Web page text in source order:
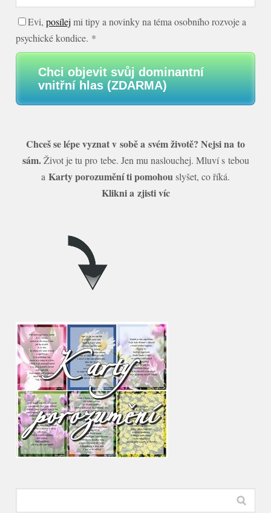
Evi,posílej mi tipy a novinky na téma osobního rozvoje a
psychické kondice. *
Chci objevit svůj dominantní
vnitřní hlas (ZDARMA)
Chceš se lépe vyznat v sobě a svém životě? Nejsi na to
sám.Život je tu pro tebe. Jen mu naslouchej. Mluví s tebou
a Karty porozumění ti pomohouslyšet, co říká.
Klikni a zjisti víc